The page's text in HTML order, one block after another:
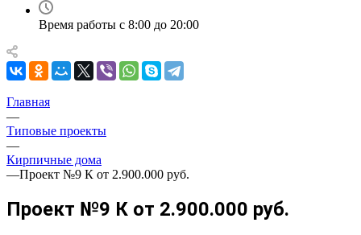
Время работы с 8:00 до 20:00
Главная
—
Типовые проекты
—
Кирпичные дома
—Проект №9 К от 2.900.000 руб.
Проект №9 К от 2.900.000 руб.